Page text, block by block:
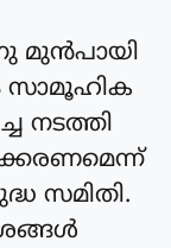
മുൻപായി
സാമൂഹിക
നടത്തി
സമിതി.